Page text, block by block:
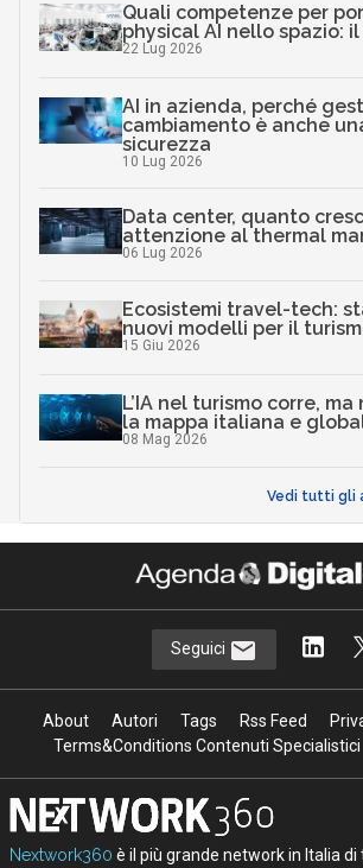
Quali competenze per
physical AI nello spazio:
22 Lug 2026
AI in azienda, perché
cambiamento è anche
sicurezza
10 Lug 2026
Data center, quanto
attenzione al thermal
06 Lug 2026
Ecosistemi travel-tech:
nuovi modelli per il
15 Giu 2026
L’IA nel turismo corre,
la mappa italiana e
08 Mag 2026
Vedi tutti gli
Seguici
About Autori Tags Rss Feed
Terms&Conditions Contenuti Specialistici
Nextwork360 è il più grande network in Italia